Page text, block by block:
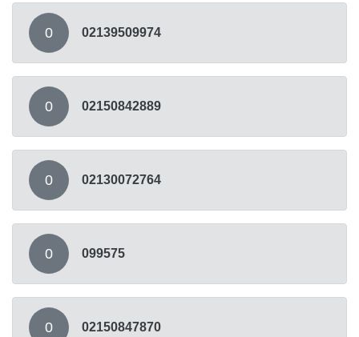
0 02139509974
0 02150842889
0 02130072764
0 099575
0 02150847870